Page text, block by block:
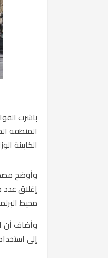
باشرت
المنطقة
الكابينة
وأوضح
إغلاق عدد
محيط
وأضاف أن
إلى